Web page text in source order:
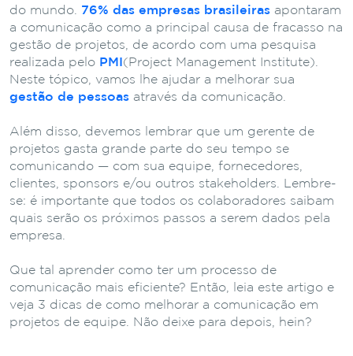
do mundo. 76% das empresas brasileiras apontaram
a comunicação como a principal causa de fracasso na
gestão de projetos, de acordo com uma pesquisa
realizada pelo PMI (Project Management Institute).
Neste tópico, vamos lhe ajudar a melhorar sua
gestão de pessoas através da comunicação.
Além disso, devemos lembrar que um gerente de
projetos gasta grande parte do seu tempo se
comunicando — com sua equipe, fornecedores,
clientes, sponsors e/ou outros stakeholders. Lembre-
se: é importante que todos os colaboradores saibam
quais serão os próximos passos a serem dados pela
empresa.
Que tal aprender como ter um processo de
comunicação mais eficiente? Então, leia este artigo e
veja 3 dicas de como melhorar a comunicação em
projetos de equipe. Não deixe para depois, hein?